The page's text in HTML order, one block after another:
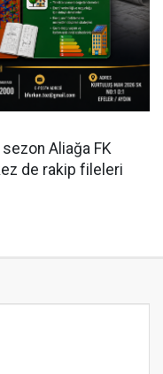
Aliağa FK
de rakip fileleri